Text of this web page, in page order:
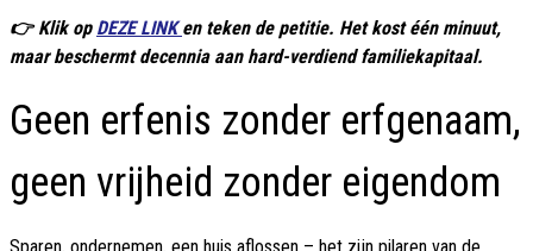
👉 Klik op DEZE LINKen teken de petitie. Het kost één minuut,
maar beschermt decennia aan hard-verdiend familiekapitaal.
Geen erfenis zonder erfgenaam,
geen vrijheid zonder eigendom